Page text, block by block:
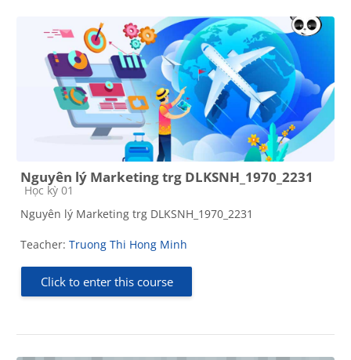
Nguyên lý Marketing trg DLKSNH_1970_2231
Course category
Học kỳ 01
Nguyên lý Marketing trg DLKSNH_1970_2231
Teacher: Truong Thi Hong Minh
Click to enter this course